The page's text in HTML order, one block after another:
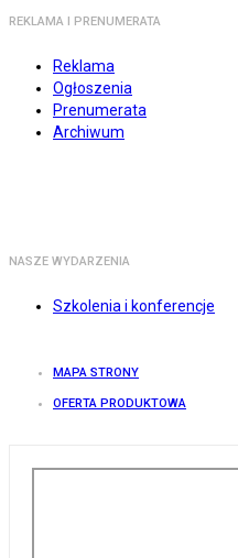
REKLAMA I PRENUMERATA
Reklama
Ogłoszenia
Prenumerata
Archiwum
NASZE WYDARZENIA
Szkolenia i konferencje
MAPA STRONY
OFERTA PRODUKTOWA